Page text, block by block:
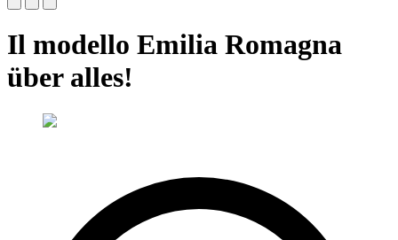
Il modello Emilia Romagna
über alles!